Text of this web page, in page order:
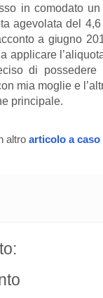
in comodato
agevolata del
a giugno
applicare
di possedere
mia moglie e
principale.
altro articolo a caso